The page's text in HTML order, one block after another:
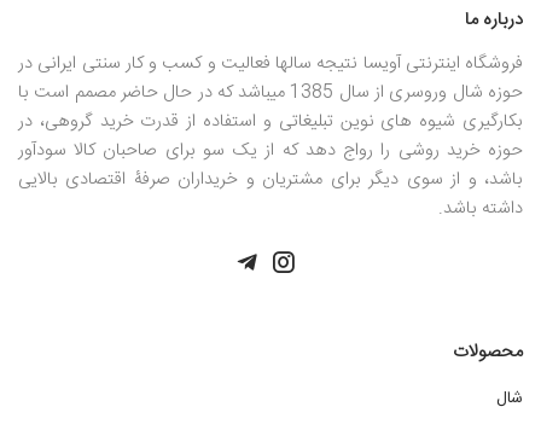
درباره ما
فروشگاه اینترنتی آویسا نتیجه سالها فعالیت و کسب و کار سنتی ایرانی در
حوزه شال وروسری از سال 1385 میباشد که در حال حاضر مصمم است با
بکارگیری شیوه های نوین تبلیغاتی و استفاده از قدرت خرید گروهی، در
حوزه خرید روشی را رواج دهد که از یک سو برای صاحبان کالا سودآور
باشد، و از سوی دیگر برای مشتریان و خریداران صرفۀ اقتصادی بالایی
داشته باشد.
محصولات
شال